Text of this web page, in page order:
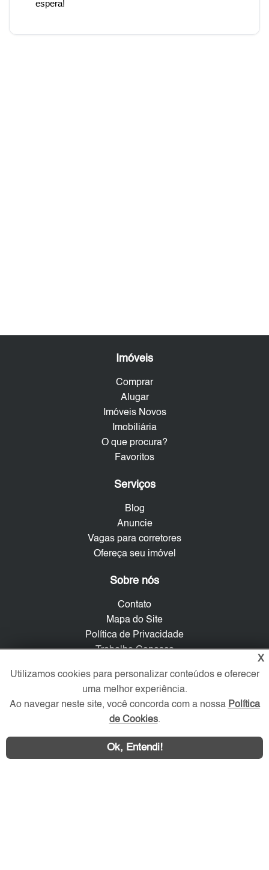
espera!
Imóveis
Comprar
Alugar
Imóveis Novos
Imobiliária
O que procura?
Favoritos
Serviços
Blog
Anuncie
Vagas para corretores
Ofereça seu imóvel
Sobre nós
Contato
Mapa do Site
Política de Privacidade
Trabalhe Conosco
Verificada por
Redes Sociais
X
Utilizamos cookies para personalizar conteúdos e oferecer
uma melhor experiência.
Ao navegar neste site, você concorda com a nossa Política
de Cookies.
Ok, Entendi!